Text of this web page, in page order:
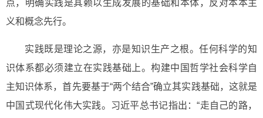
点，明确实践是其赖以生成发展的基础和本体，反对本本主
义和概念先行。
实践既是理论之源，亦是知识生产之根。任何科学的知
识体系都必须建立在实践基础上。构建中国哲学社会科学自
主知识体系，首先要基于“两个结合”确立其实践基础，这就是
中国式现代化伟大实践。习近平总书记指出：“走自己的路，